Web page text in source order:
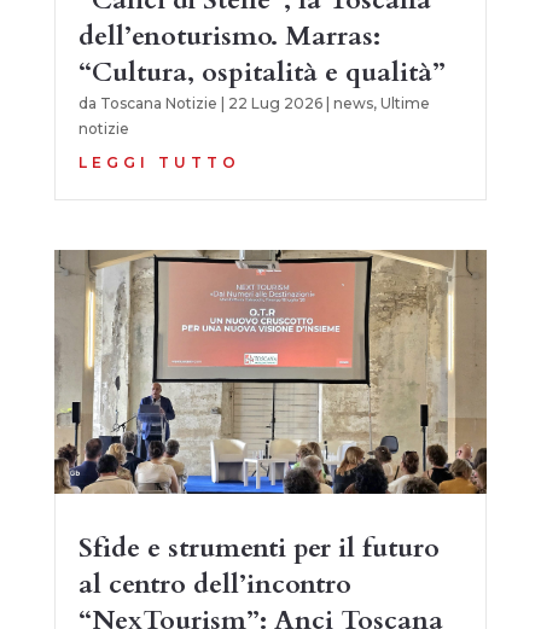
dell’enoturismo. Marras:
“Cultura, ospitalità e qualità”
da Toscana Notizie | 22 Lug 2026| news, Ultime
notizie
LEGGI TUTTO
Sfide e strumenti per il futuro
al centro dell’incontro
“NexTourism”: Anci Toscana